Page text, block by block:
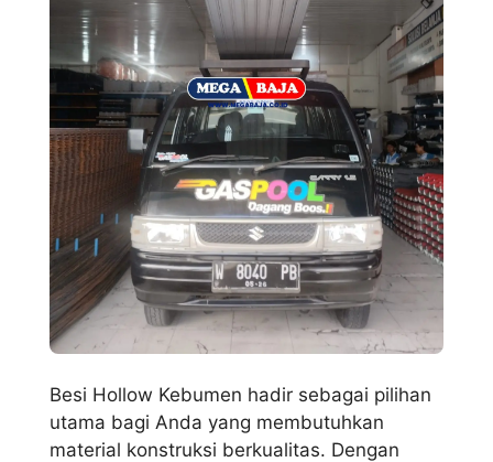
Besi Hollow Kebumen hadir sebagai pilihan
utama bagi Anda yang membutuhkan
material konstruksi berkualitas. Dengan